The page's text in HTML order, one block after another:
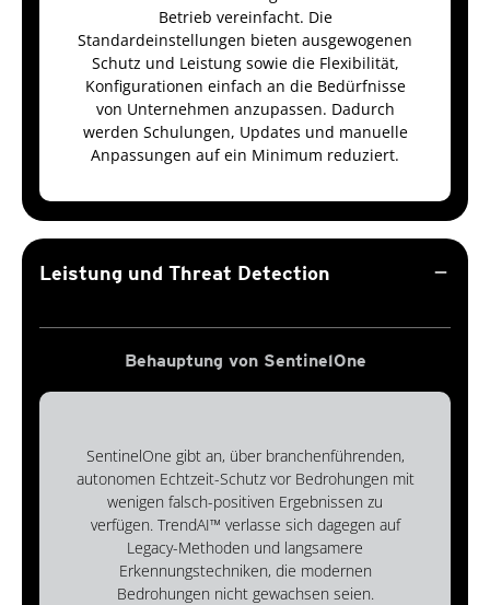
Betrieb vereinfacht. Die
Standardeinstellungen bieten ausgewogenen
Schutz und Leistung sowie die Flexibilität,
Konfigurationen einfach an die Bedürfnisse
von Unternehmen anzupassen. Dadurch
werden Schulungen, Updates und manuelle
Anpassungen auf ein Minimum reduziert.
Leistung und Threat Detection remove
Behauptung von SentinelOne
SentinelOne gibt an, über branchenführenden,
autonomen Echtzeit-Schutz vor Bedrohungen mit
wenigen falsch-positiven Ergebnissen zu
verfügen. TrendAI™ verlasse sich dagegen auf
Legacy-Methoden und langsamere
Erkennungstechniken, die modernen
Bedrohungen nicht gewachsen seien.